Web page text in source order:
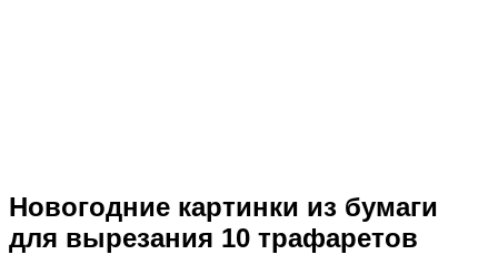
Новогодние картинки из бумаги
для вырезания 10 трафаретов